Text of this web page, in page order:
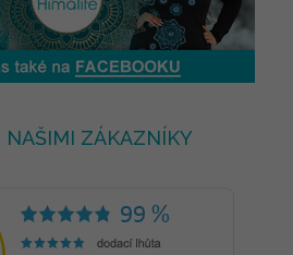
NAŠIMI ZÁKAZNÍKY